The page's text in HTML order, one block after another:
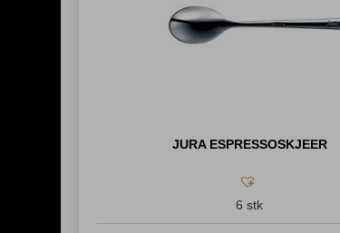
JURA ESPRESSOSKJEER
6 stk